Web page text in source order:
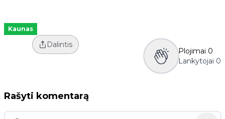
Kaunas
Dalintis
Plojimai 0
Lankytojai 0
Rašyti komentarą